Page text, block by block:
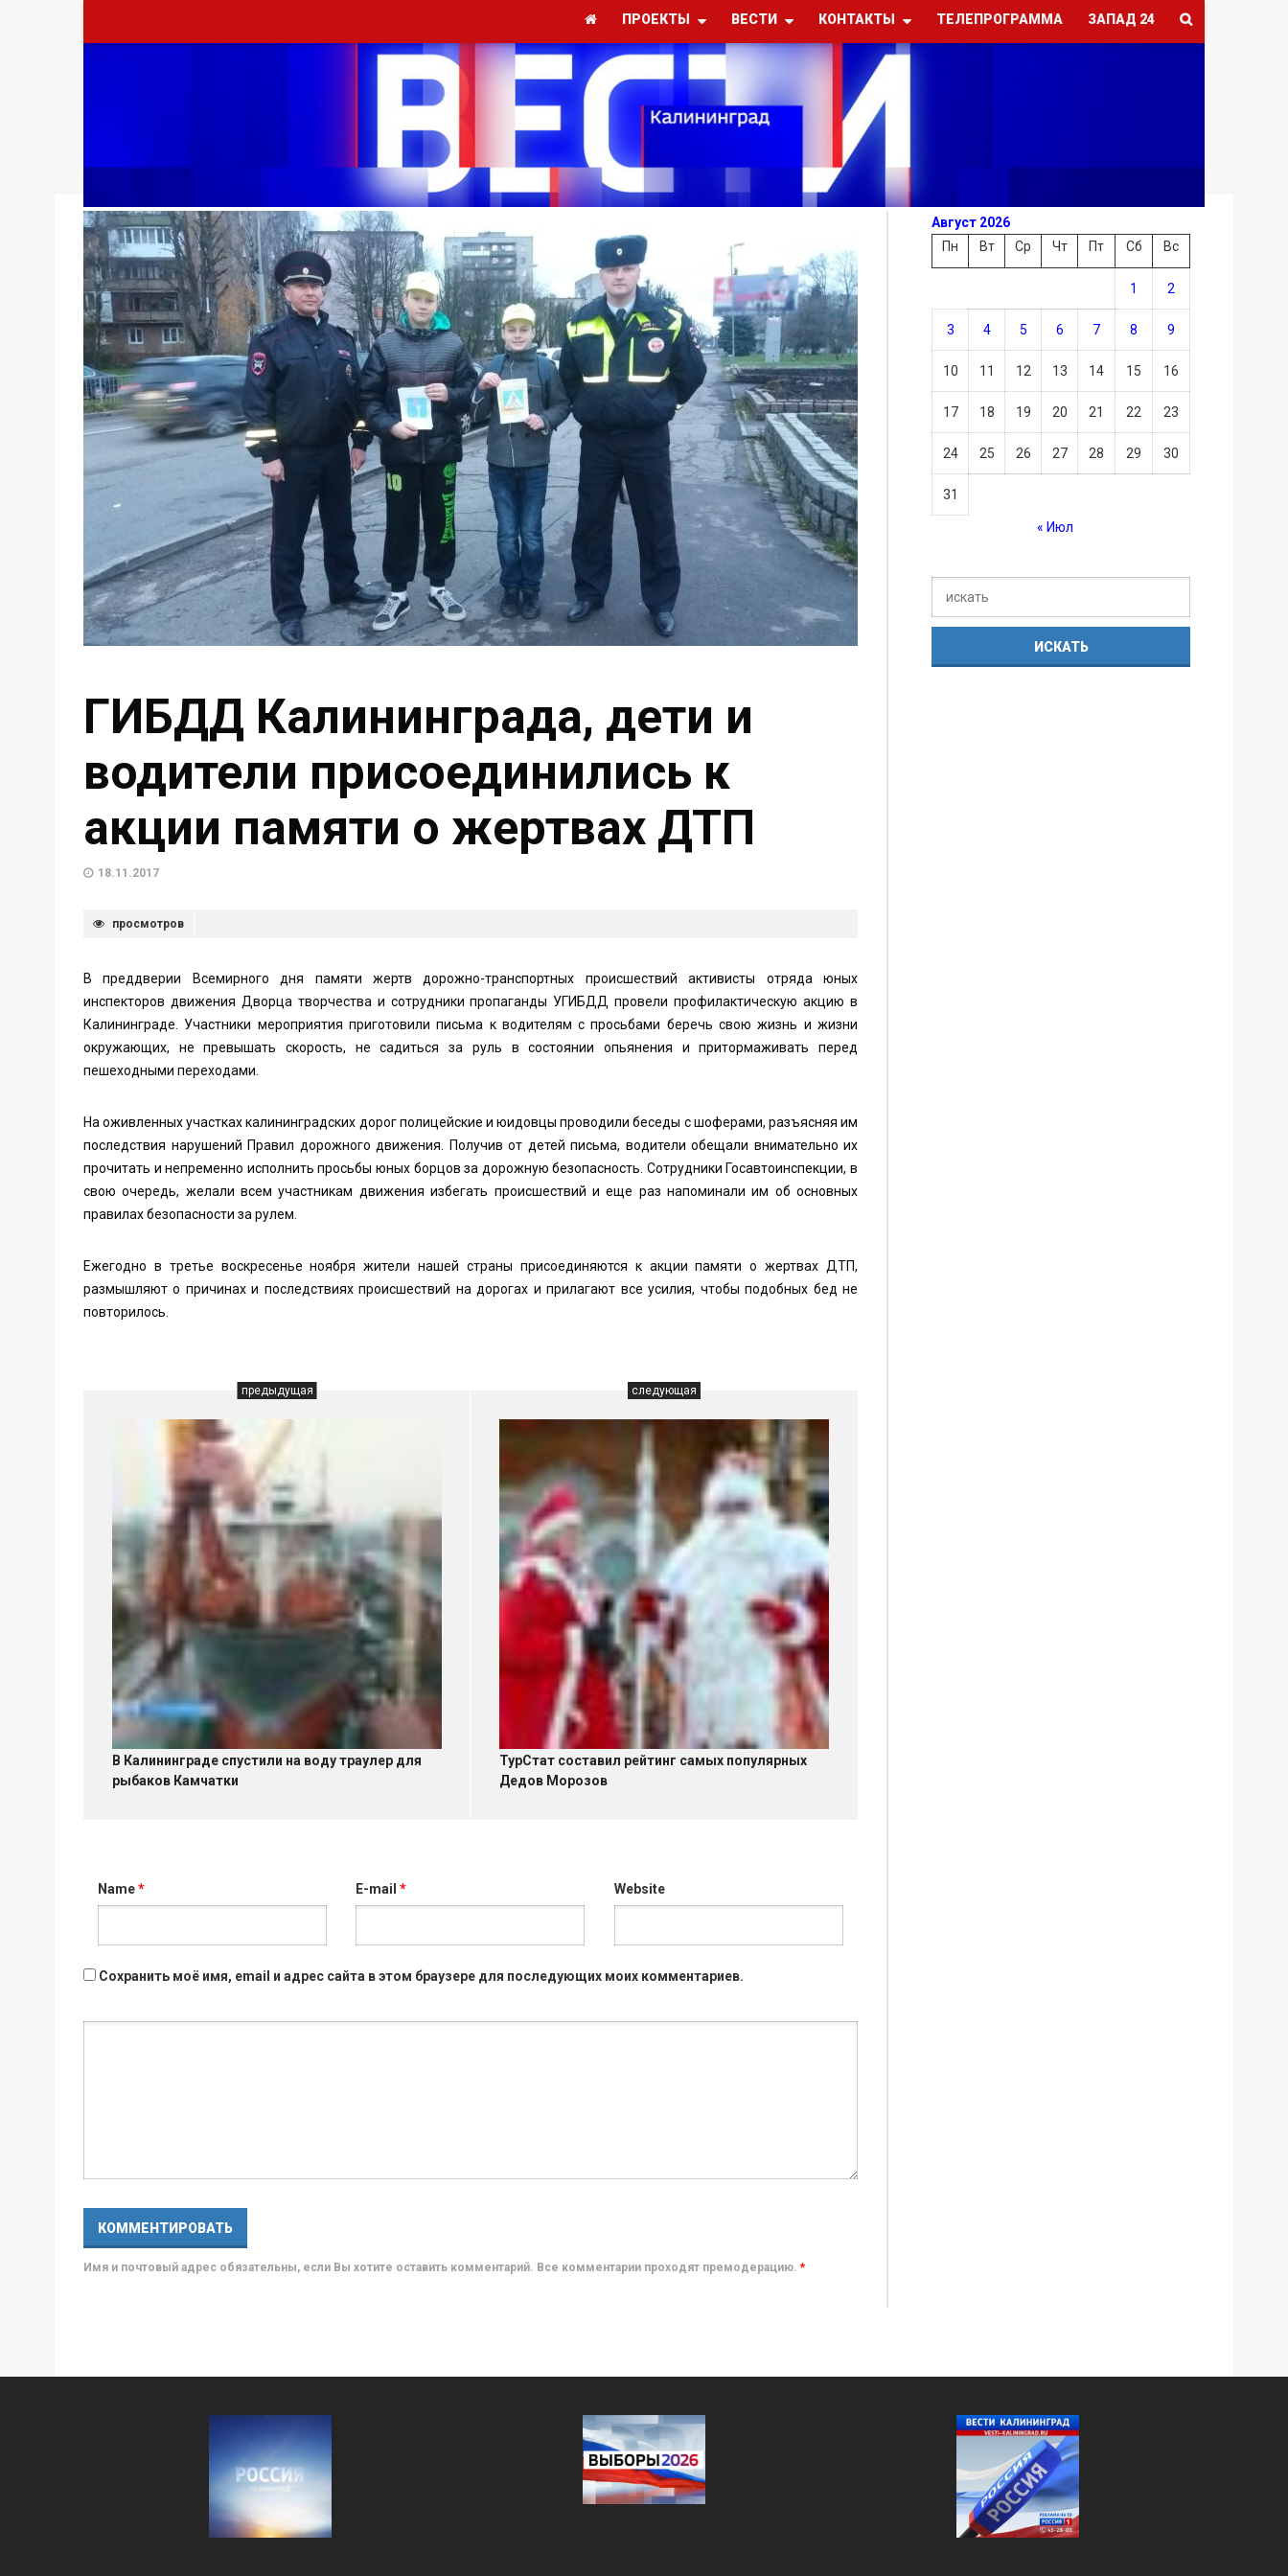
ПРОЕКТЫ ВЕСТИ КОНТАКТЫ ТЕЛЕПРОГРАММА ЗАПАД 24
ГИБДД Калининграда, дети и
водители присоединились к
акции памяти о жертвах ДТП
18.11.2017
просмотров
В преддверии Всемирного дня памяти жертв дорожно-транспортных происшествий активисты отряда юных
инспекторов движения Дворца творчества и сотрудники пропаганды УГИБДД провели профилактическую акцию в
Калининграде. Участники мероприятия приготовили письма к водителям с просьбами беречь свою жизнь и жизни
окружающих, не превышать скорость, не садиться за руль в состоянии опьянения и притормаживать перед
пешеходными переходами.
На оживленных участках калининградских дорог полицейские и юидовцы проводили беседы с шоферами, разъясняя им
последствия нарушений Правил дорожного движения. Получив от детей письма, водители обещали внимательно их
прочитать и непременно исполнить просьбы юных борцов за дорожную безопасность. Сотрудники Госавтоинспекции, в
свою очередь, желали всем участникам движения избегать происшествий и еще раз напоминали им об основных
правилах безопасности за рулем.
Ежегодно в третье воскресенье ноября жители нашей страны присоединяются к акции памяти о жертвах ДТП,
размышляют о причинах и последствиях происшествий на дорогах и прилагают все усилия, чтобы подобных бед не
повторилось.
предыдущая
В Калининграде спустили на воду траулер для
рыбаков Камчатки
следующая
ТурСтат составил рейтинг самых популярных
Дедов Морозов
Name* E-mail* Website
Сохранить моё имя, email и адрес сайта в этом браузере для последующих моих комментариев.
Имя и почтовый адрес обязательны, если Вы хотите оставить комментарий. Все комментарии проходят премодерацию. *
Август 2026
Пн
Вт Ср Чт Пт Сб Вс
1 2
3 4 5 6 7 8 9
10 11 12 13 14 15 16
17 18 19 20 21 22 23
24 25 26 27 28 29 30
31
« Июл